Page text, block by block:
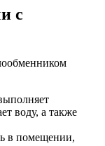
с
воду, а также
в помещении,